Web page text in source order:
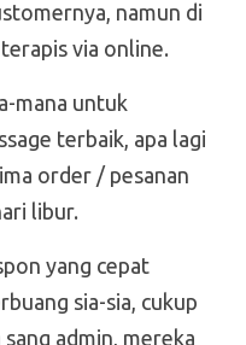
namun di
via online.
mana untuk
terbaik, apa lagi
order / pesanan
libur.
yang cepat
sia-sia, cukup
admin, mereka